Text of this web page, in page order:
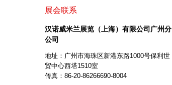
展会联系
汉诺威米兰展览（上海）有限公司广州分
公司
地址：广州市海珠区新港东路1000号保利世
贸中心西塔1510室
传真：86-20-86266690-8004